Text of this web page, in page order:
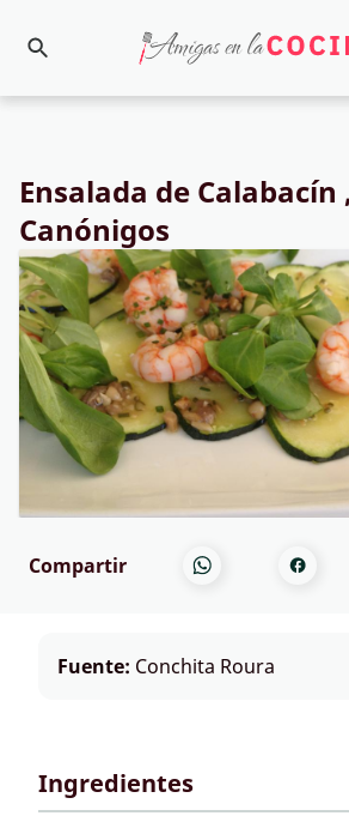
Ensalada de Calabacín
Canónigos
Compartir
Fuente: Conchita Roura
Ingredientes